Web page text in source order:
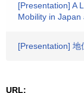
[Presentation] A
Mobility in Japan
[Presentation] 地
URL: